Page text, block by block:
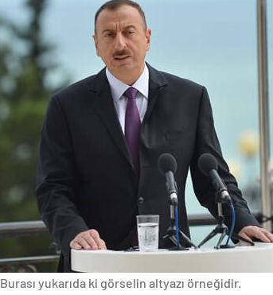
Burası yukarıda ki görselin altyazı örneğidir.